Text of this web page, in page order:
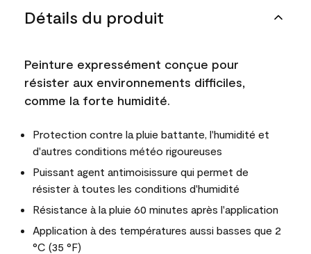
Détails du produit
Peinture expressément conçue pour
résister aux environnements difficiles,
comme la forte humidité.
Protection contre la pluie battante, l'humidité et
d'autres conditions météo rigoureuses
Puissant agent antimoisissure qui permet de
résister à toutes les conditions d'humidité
Résistance à la pluie 60 minutes après l'application
Application à des températures aussi basses que 2
°C (35 °F)